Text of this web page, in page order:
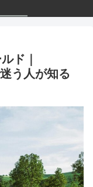
ド｜
う人が知る